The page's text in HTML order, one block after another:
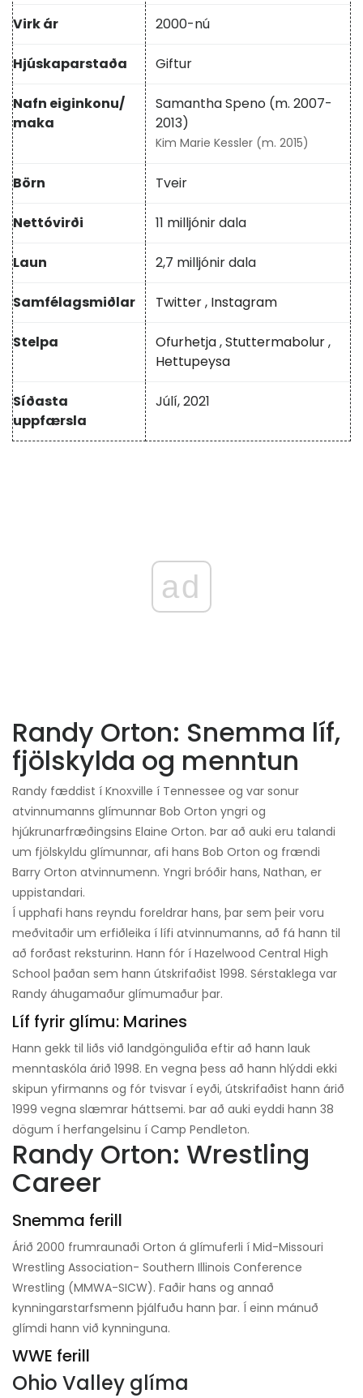
Virk ár 2000-nú
Hjúskaparstaða Giftur
Nafn eiginkonu/
maka
Samantha Speno (m. 2007-
2013)
Kim Marie Kessler (m. 2015)
Börn Tveir
Nettóvirði 11 milljónir dala
Laun 2,7 milljónir dala
Samfélagsmiðlar Twitter, Instagram
Stelpa Ofurhetja,Stuttermabolur,
Hettupeysa
Síðasta
uppfærsla
Júlí, 2021
ad
Randy Orton: Snemma líf,
fjölskylda og menntun
Randy fæddist í Knoxville í Tennessee og var sonur
atvinnumanns glímunnar Bob Orton yngri og
hjúkrunarfræðingsins Elaine Orton. Þar að auki eru talandi
um fjölskyldu glímunnar, afi hans Bob Orton og frændi
Barry Orton atvinnumenn. Yngri bróðir hans, Nathan, er
uppistandari.
Í upphafi hans reyndu foreldrar hans, þar sem þeir voru
meðvitaðir um erfiðleika í lífi atvinnumanns, að fá hann til
að forðast reksturinn. Hann fór í Hazelwood Central High
School þaðan sem hann útskrifaðist 1998. Sérstaklega var
Randy áhugamaður glímumaður þar.
Líf fyrir glímu: Marines
Hann gekk til liðs við landgönguliða eftir að hann lauk
menntaskóla árið 1998. En vegna þess að hann hlýddi ekki
skipun yfirmanns og fór tvisvar í eyði, útskrifaðist hann árið
1999 vegna slæmrar háttsemi. Þar að auki eyddi hann 38
dögum í herfangelsinu í Camp Pendleton.
Randy Orton: Wrestling
Career
Snemma ferill
Árið 2000 frumraunaði Orton á glímuferli í Mid-Missouri
Wrestling Association- Southern Illinois Conference
Wrestling (MMWA-SICW). Faðir hans og annað
kynningarstarfsmenn þjálfuðu hann þar. Í einn mánuð
glímdi hann við kynninguna.
WWE ferill
Ohio Valley glíma